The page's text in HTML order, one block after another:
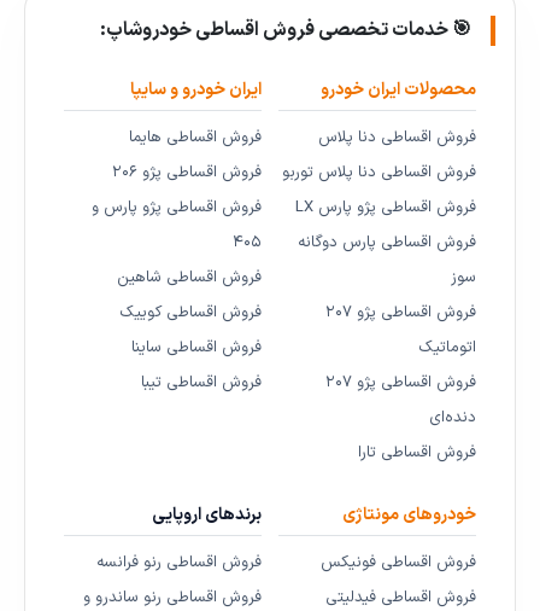
🎯 خدمات تخصصی فروش اقساطی خودروشاپ:
محصولات ایران خودرو
فروش اقساطی دنا پلاس
فروش اقساطی دنا پلاس توربو
فروش اقساطی پژو پارس LX
فروش اقساطی پارس دوگانه
سوز
فروش اقساطی پژو ۲۰۷
اتوماتیک
فروش اقساطی پژو ۲۰۷
دنده‌ای
فروش اقساطی تارا
ایران خودرو و سایپا
فروش اقساطی هایما
فروش اقساطی پژو ۲۰۶
فروش اقساطی پژو پارس و
۴۰۵
فروش اقساطی شاهین
فروش اقساطی کوییک
فروش اقساطی ساینا
فروش اقساطی تیبا
خودروهای مونتاژی
فروش اقساطی فونیکس
فروش اقساطی فیدلیتی
برندهای اروپایی
فروش اقساطی رنو فرانسه
فروش اقساطی رنو ساندرو و